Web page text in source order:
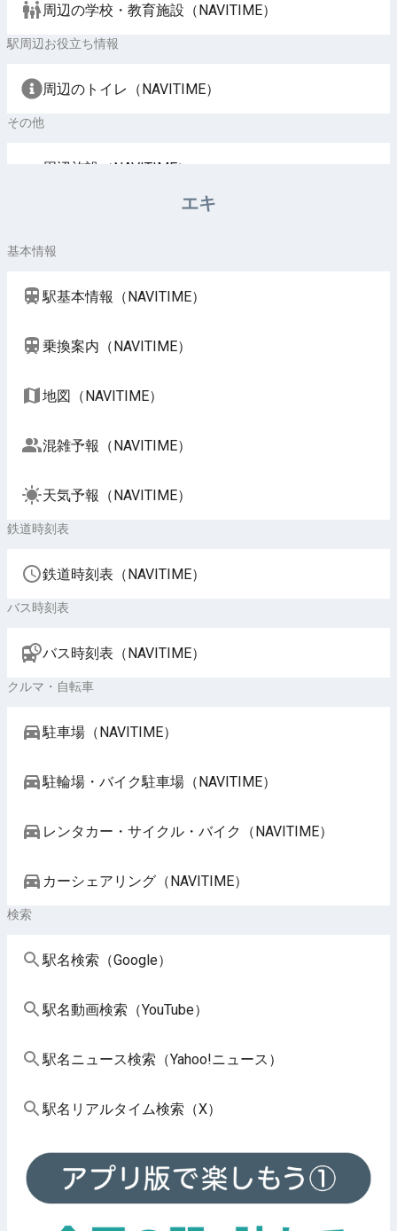
周辺の学校・教育施設（NAVITIME）
駅周辺お役立ち情報
周辺のトイレ（NAVITIME）
その他
周辺施設（NAVITIME）
エキ
基本情報
駅基本情報（NAVITIME）
乗換案内（NAVITIME）
地図（NAVITIME）
混雑予報（NAVITIME）
天気予報（NAVITIME）
鉄道時刻表
鉄道時刻表（NAVITIME）
バス時刻表
バス時刻表（NAVITIME）
クルマ・自転車
駐車場（NAVITIME）
駐輪場・バイク駐車場（NAVITIME）
レンタカー・サイクル・バイク（NAVITIME）
カーシェアリング（NAVITIME）
検索
駅名検索（Google）
駅名動画検索（YouTube）
駅名ニュース検索（Yahoo!ニュース）
駅名リアルタイム検索（X）